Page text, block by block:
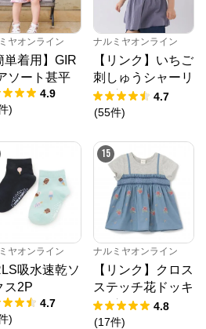
ヤオンライン
単着用】GIR
ソート甚平
4.9
)
ナルミヤオンライン
【リンク】いちご
刺しゅうシャーリ
ングチュニック
4.7
(55件)
ヤオンライン
吸水速乾ソ
ス2P
4.7
)
15
ナルミヤオンライン
【リンク】クロス
ステッチ花ドッキ
ングTシャツ
4.8
(17件)
ラインからのコメント
式通販ショップ。人気子供服メ
ン、ラブトキシック、アナスイ
全商品をご覧いただけます。